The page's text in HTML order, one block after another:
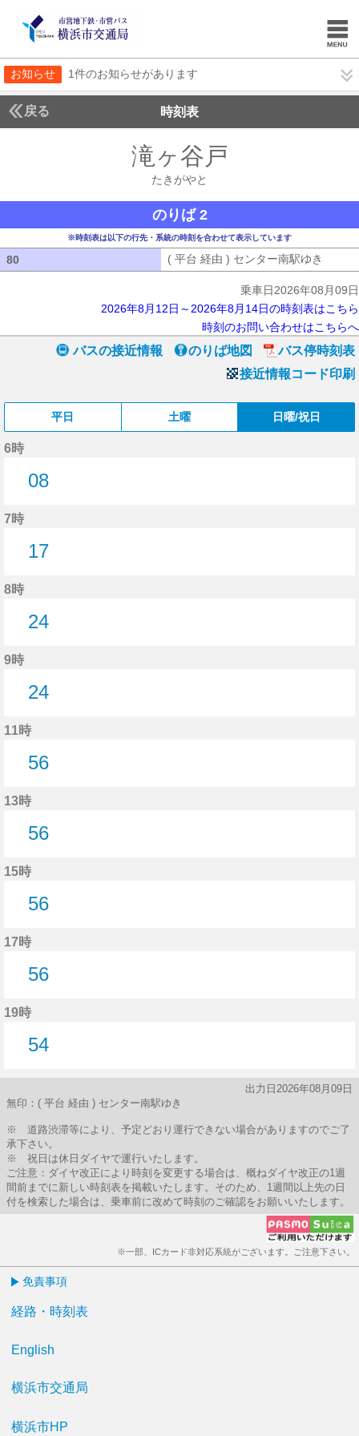
お知らせ 1件のお知らせがあります
戻る 時刻表
滝ヶ谷戸
たきがやと
のりば 2
※時刻表は以下の行先・系統の時刻を合わせて表示しています
80 ( 平台 経由 ) センター南駅ゆき
乗車日2026年08月09日
2026年8月12日～2026年8月14日の時刻表はこちら
時刻のお問い合わせはこちらへ
バスの接近情報 のりば地図
バス停時刻表
接近情報コード印刷
平日 土曜 日曜/祝日
6時
08
7時
17
8時
24
9時
24
11時
56
13時
56
15時
56
17時
56
19時
54
出力日2026年08月09日
無印：( 平台 経由 ) センター南駅ゆき
※ 道路渋滞等により、予定どおり運行できない場合がありますのでご了
承下さい。
※ 祝日は休日ダイヤで運行いたします。
ご注意：ダイヤ改正により時刻を変更する場合は、概ねダイヤ改正の1週
間前までに新しい時刻表を掲載いたします。そのため、1週間以上先の日
付を検索した場合は、乗車前に改めて時刻のご確認をお願いいたします。
※一部、ICカード非対応系統がございます。ご注意下さい。
免責事項
経路・時刻表
English
横浜市交通局
横浜市HP